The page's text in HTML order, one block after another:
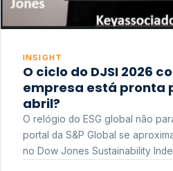
INSIGHT
O ciclo do DJSI 2026
empresa está pronta
abril?
O relógio do ESG global não para. ⏳ Com a
portal da S&P Global se
no Dow Jones Sustainability